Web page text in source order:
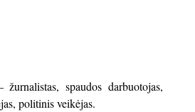
žurnalistas, spaudos darbuotojas,
politinis veikėjas.